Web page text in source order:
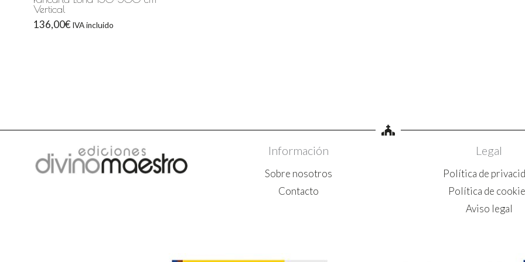
Vertical
136,00€ IVA incluido
Información
Sobre nosotros
Contacto
Legal
Política de
Política de
Aviso legal